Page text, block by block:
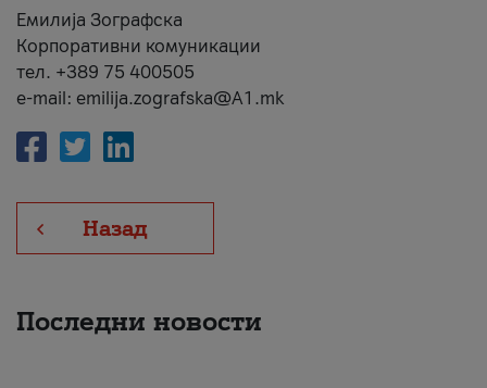
Емилија Зографска
Корпоративни комуникации
тел. +389 75 400505
e-mail: emilija.zografska@A1.mk
Назад
Последни новости